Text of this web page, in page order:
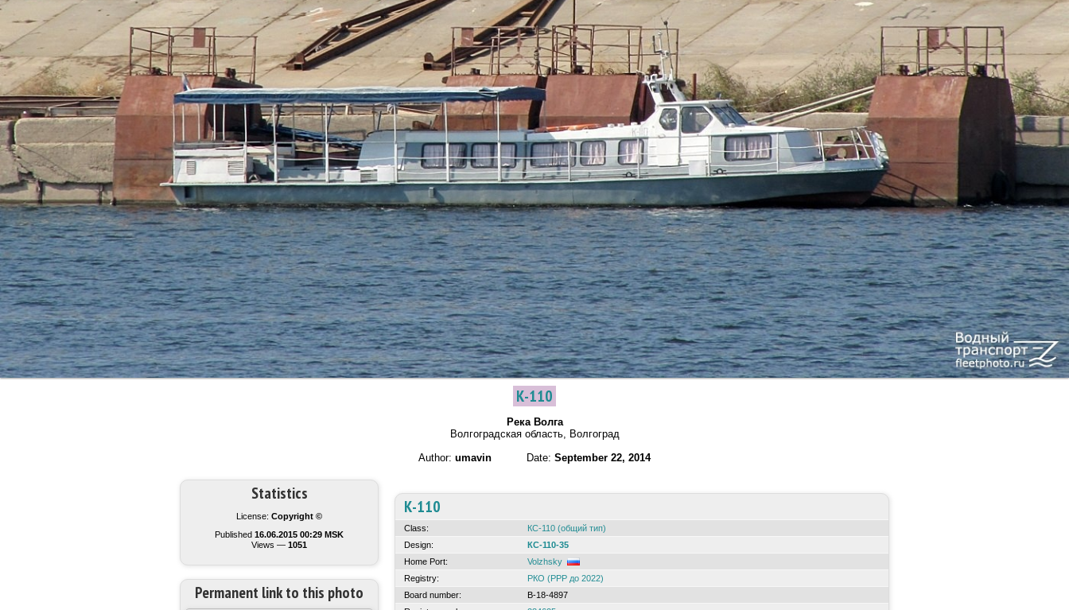
К-110
Река Волга
Волгоградская область, Волгоград
Author: umavin Date: September 22, 2014
Statistics
License: Copyright ©
Published 16.06.2015 00:29 MSK
Views — 1051
Permanent link to this photo
К-110
Class:
КС-110 (общий тип)
Design:
КС-110-35
Home Port:
Volzhsky
Registry:
РКО (РРР до 2022)
Board number:
В-18-4897